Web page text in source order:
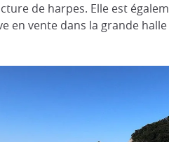
de harpes. Elle est
en vente dans la grande